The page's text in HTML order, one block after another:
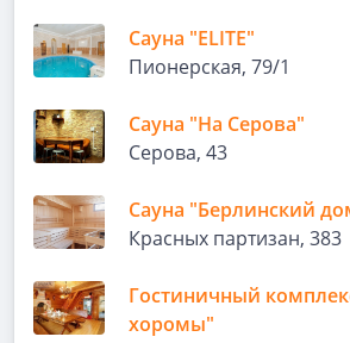
Сауна "ELITE"
Пионерская, 79/1
Сауна "На Серова"
Серова, 43
Сауна "Берлинский
Красных партизан, 383
Гостиничный
хоромы"